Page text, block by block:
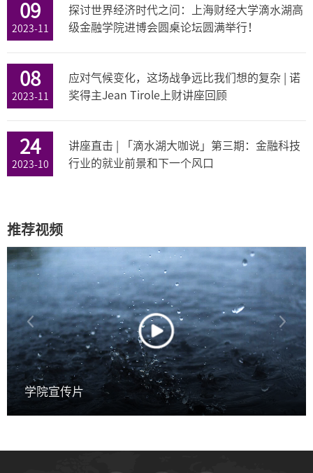
09
2023-11
探讨世界经济时代之问：上海财经大学滴水湖高
级金融学院进博会圆桌论坛圆满举行！
08
2023-11
应对气候变化，这场战争远比我们想的复杂 | 诺
奖得主Jean Tirole上财讲座回顾
24
2023-10
讲座直击 | 「滴水湖大咖说」第三期：金融科技
行业的就业前景和下一个风口
推荐视频
学院宣传片